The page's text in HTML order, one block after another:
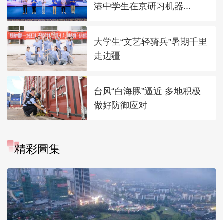
港中学生在京研习机器...
大学生“文艺轻骑兵”暑期千里
走边疆
台风“白海豚”逼近 多地积极
做好防御应对
精彩圖集